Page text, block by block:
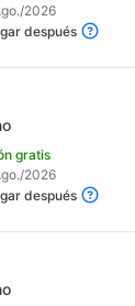
2026
después
gratis
2026
después